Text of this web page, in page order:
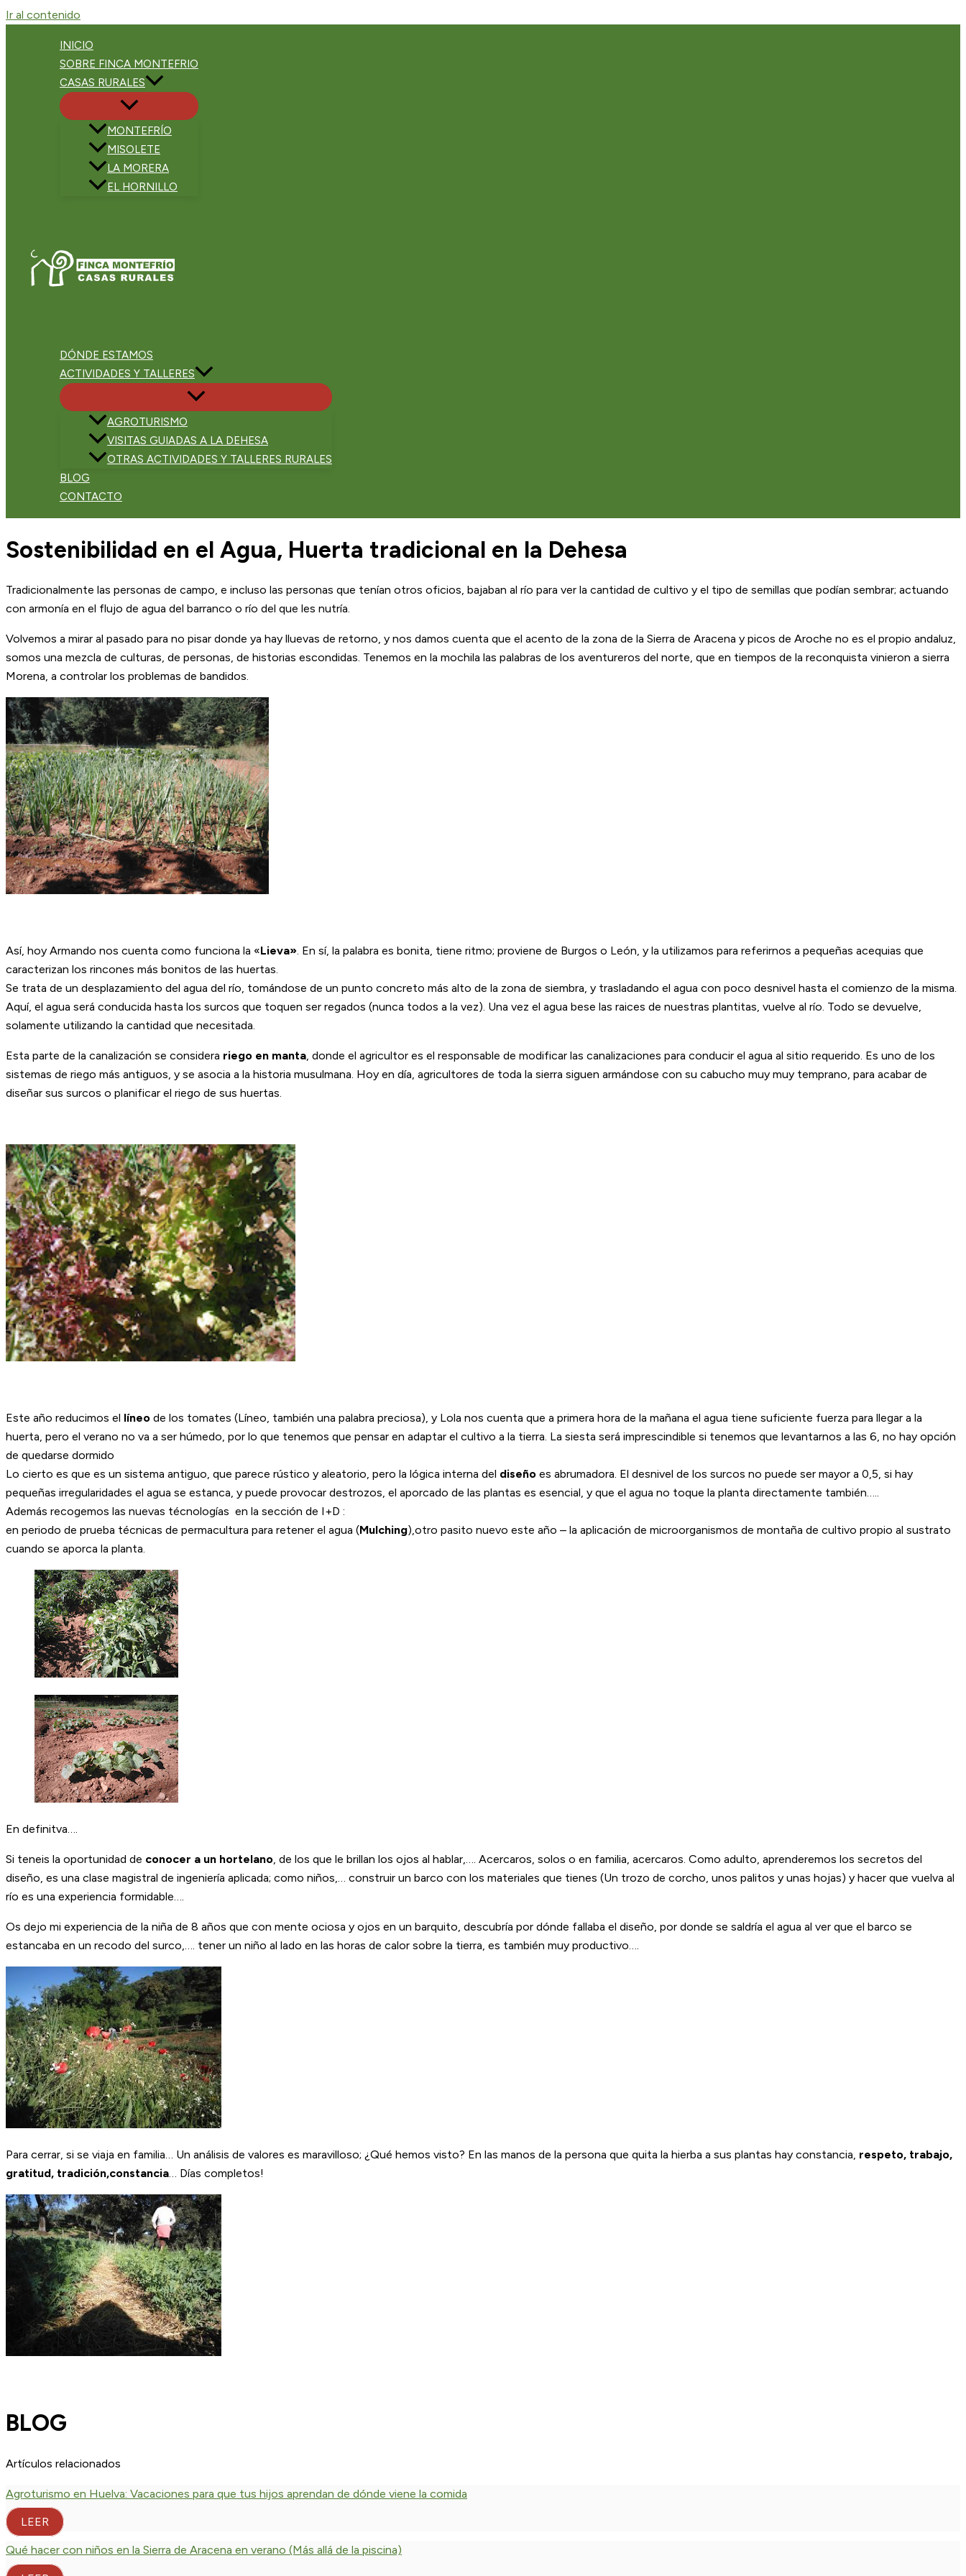
Ir al contenido
INICIO
SOBRE FINCA MONTEFRIO
CASAS RURALES
MONTEFRÍO
MISOLETE
LA MORERA
EL HORNILLO
DÓNDE ESTAMOS
ACTIVIDADES Y TALLERES
AGROTURISMO
VISITAS GUIADAS A LA DEHESA
OTRAS ACTIVIDADES Y TALLERES RURALES
BLOG
CONTACTO
Sostenibilidad en el Agua, Huerta tradicional en la Dehesa
Tradicionalmente las personas de campo, e incluso las personas que tenían otros oficios, bajaban al río para ver la cantidad de cultivo y el tipo de semillas que podían sembrar; actuando
con armonía en el flujo de agua del barranco o río del que les nutría.
Volvemos a mirar al pasado para no pisar donde ya hay lluevas de retorno, y nos damos cuenta que el acento de la zona de la Sierra de Aracena y picos de Aroche no es el propio andaluz,
somos una mezcla de culturas, de personas, de historias escondidas. Tenemos en la mochila las palabras de los aventureros del norte, que en tiempos de la reconquista vinieron a sierra
Morena, a controlar los problemas de bandidos.
Así, hoy Armando nos cuenta como funciona la «Lieva». En sí, la palabra es bonita, tiene ritmo; proviene de Burgos o León, y la utilizamos para referirnos a pequeñas acequias que
caracterizan los rincones más bonitos de las huertas.
Se trata de un desplazamiento del agua del río, tomándose de un punto concreto más alto de la zona de siembra, y trasladando el agua con poco desnivel hasta el comienzo de la misma.
Aquí, el agua será conducida hasta los surcos que toquen ser regados (nunca todos a la vez). Una vez el agua bese las raices de nuestras plantitas, vuelve al río. Todo se devuelve,
solamente utilizando la cantidad que necesitada.
Esta parte de la canalización se considera riego en manta, donde el agricultor es el responsable de modificar las canalizaciones para conducir el agua al sitio requerido. Es uno de los
sistemas de riego más antiguos, y se asocia a la historia musulmana. Hoy en día, agricultores de toda la sierra siguen armándose con su cabucho muy muy temprano, para acabar de
diseñar sus surcos o planificar el riego de sus huertas.
Este año reducimos el líneo de los tomates (Líneo, también una palabra preciosa), y Lola nos cuenta que a primera hora de la mañana el agua tiene suficiente fuerza para llegar a la
huerta, pero el verano no va a ser húmedo, por lo que tenemos que pensar en adaptar el cultivo a la tierra. La siesta será imprescindible si tenemos que levantarnos a las 6, no hay opción
de quedarse dormido
Lo cierto es que es un sistema antiguo, que parece rústico y aleatorio, pero la lógica interna del diseño es abrumadora. El desnivel de los surcos no puede ser mayor a 0,5, si hay
pequeñas irregularidades el agua se estanca, y puede provocar destrozos, el aporcado de las plantas es esencial, y que el agua no toque la planta directamente también…..
Además recogemos las nuevas técnologías en la sección de I+D :
en periodo de prueba técnicas de permacultura para retener el agua (Mulching),otro pasito nuevo este año – la aplicación de microorganismos de montaña de cultivo propio al sustrato
cuando se aporca la planta.
En definitva….
Si teneis la oportunidad de conocer a un hortelano, de los que le brillan los ojos al hablar,…. Acercaros, solos o en familia, acercaros. Como adulto, aprenderemos los secretos del
diseño, es una clase magistral de ingeniería aplicada; como niños,… construir un barco con los materiales que tienes (Un trozo de corcho, unos palitos y unas hojas) y hacer que vuelva al
río es una experiencia formidable….
Os dejo mi experiencia de la niña de 8 años que con mente ociosa y ojos en un barquito, descubría por dónde fallaba el diseño, por donde se saldría el agua al ver que el barco se
estancaba en un recodo del surco,…. tener un niño al lado en las horas de calor sobre la tierra, es también muy productivo….
Para cerrar, si se viaja en familia… Un análisis de valores es maravilloso; ¿Qué hemos visto? En las manos de la persona que quita la hierba a sus plantas hay constancia, respeto, trabajo,
gratitud, tradición,constancia… Días completos!
BLOG
Artículos relacionados
Agroturismo en Huelva: Vacaciones para que tus hijos aprendan de dónde viene la comida
LEER
Qué hacer con niños en la Sierra de Aracena en verano (Más allá de la piscina)